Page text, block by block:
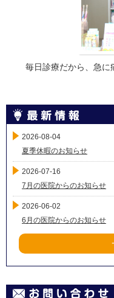
毎日診療だから、急に
2026-08-04
夏季休暇のお知らせ
2026-07-16
7月の医院からのお知らせ
2026-06-02
6月の医院からのお知らせ